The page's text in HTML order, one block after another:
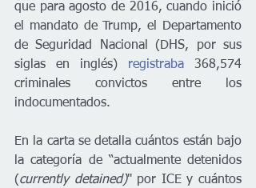
que para agosto de 2016, cuando inició
el mandato de Trump, el Departamento
de Seguridad Nacional (DHS, por sus
siglas en inglés) registraba 368,574
criminales convictos entre los
indocumentados.
En la carta se detalla cuántos están bajo
la categoría de “actualmente detenidos
(currently detained)" por ICE y cuántos